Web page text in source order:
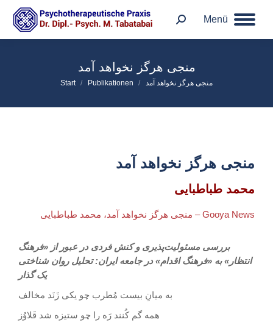
Menü
منجی هرگز نخواهد آمد
Sie befinden sich hier:
Start Publikationen منجی هرگز نخواهد آمد
منجی هرگز نخواهد آمد
محمد طباطبایی
منجی هرگز نخواهد آمد، محمد طباطبایی – Gooya News
بررسی مسئولیت‌پذیری و کنش فردی در عبور از «فرهنگ
انتظار» به «فرهنگ اقدام» در جامعه ایران: تحلیل روان شناختی
یک گذار
به میانِ بیست مُطرب چو یکی زَنَد مخالف
همه گم کُنند رَه را چو ستیزه شد قَلاوُز